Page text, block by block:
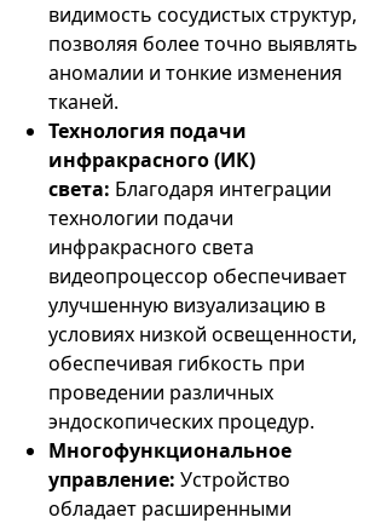
видимость сосудистых структур,
позволяя более точно выявлять
аномалии и тонкие изменения
тканей.
Технология подачи
инфракрасного (ИК)
света: Благодаря интеграции
технологии подачи
инфракрасного света
видеопроцессор обеспечивает
улучшенную визуализацию в
условиях низкой освещенности,
обеспечивая гибкость при
проведении различных
эндоскопических процедур.
Многофункциональное
управление: Устройство
обладает расширенными